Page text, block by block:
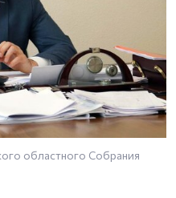
областного Собрания